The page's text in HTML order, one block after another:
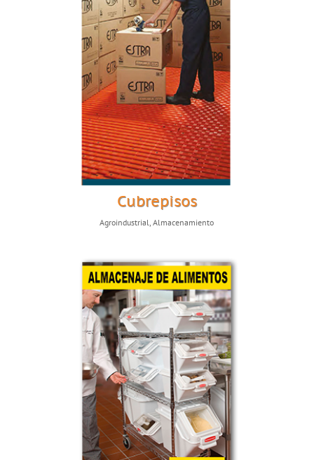
Cubrepisos
Agroindustrial ,Almacenamiento